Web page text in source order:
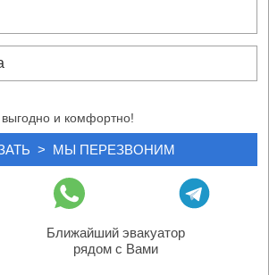
у
и комфортно!
Ближайший эвакуатор
рядом с Вами